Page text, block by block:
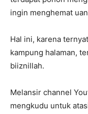
ingin menghemat
Hal ini, karena
kampung halaman,
biiznillah.
Melansir channel
mengkudu untuk